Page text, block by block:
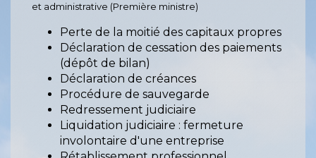
et administrative (Première ministre)
Perte de la moitié des capitaux propres
Déclaration de cessation des paiements
(dépôt de bilan)
Déclaration de créances
Procédure de sauvegarde
Redressement judiciaire
Liquidation judiciaire : fermeture
involontaire d'une entreprise